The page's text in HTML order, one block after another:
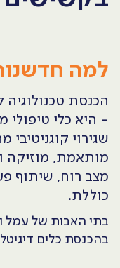
למה
הכנסת טכנולוגיה
- היא כלי טיפולי
שגירוי
מותאמת, מוזיקה
מצב רוח, שיתוף
כוללת.
בתי האבות של עמל
בהכנסת כלים